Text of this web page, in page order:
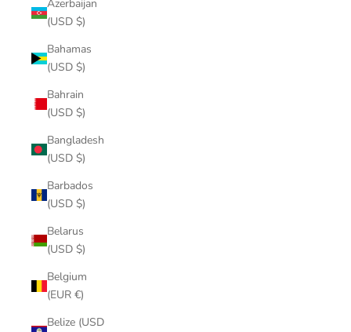
Azerbaijan
(USD $)
Bahamas
(USD $)
Bahrain
(USD $)
Bangladesh
(USD $)
Barbados
(USD $)
Belarus
(USD $)
Belgium
(EUR €)
Belize (USD